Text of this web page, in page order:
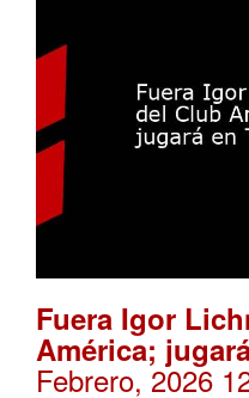
Fuera Igor
América;
Febrero, 2026